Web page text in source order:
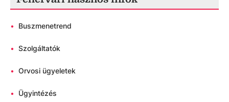
• Buszmenetrend
• Szolgáltatók
• Orvosi ügyeletek
• Ügyintézés